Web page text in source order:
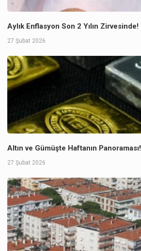
Aylık Enflasyon Son 2 Yılın Zirvesinde!
27 Şubat 2026
Altın ve Gümüşte Haftanın Panoraması!
27 Şubat 2026